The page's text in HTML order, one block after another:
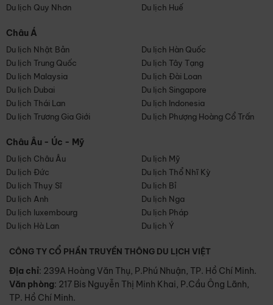
Du lịch Quy Nhơn
Du lịch Huế
Châu Á
Du lịch Nhật Bản
Du lịch Hàn Quốc
Du lịch Trung Quốc
Du lịch Tây Tạng
Du lịch Malaysia
Du lịch Đài Loan
Du lịch Dubai
Du lịch Singapore
Du lịch Thái Lan
Du lịch Indonesia
Du lịch Trương Gia Giới
Du lịch Phượng Hoàng Cổ Trấn
Châu Âu - Úc - Mỹ
Du lịch Châu Âu
Du lịch Mỹ
Du lịch Đức
Du lịch Thổ Nhĩ Kỳ
Du lịch Thụy Sĩ
Du lịch Bỉ
Du lịch Anh
Du lịch Nga
Du lịch luxembourg
Du lịch Pháp
Du lịch Hà Lan
Du lịch Ý
CÔNG TY CỔ PHẦN TRUYỀN THÔNG DU LỊCH VIỆT
Địa chỉ: 239A Hoàng Văn Thụ, P.Phú Nhuận, TP. Hồ Chí Minh.
Văn phòng: 217 Bis Nguyễn Thị Minh Khai, P.Cầu Ông Lãnh,
TP. Hồ Chí Minh.